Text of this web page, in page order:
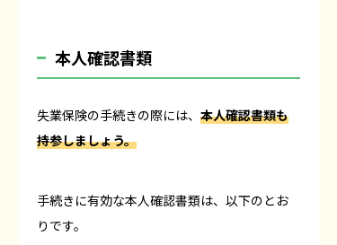
本人確認書類
失業保険の手続きの際には、 本人確認書類も
持参しましょう。
手続きに有効な本人確認書類は、以下のとお
りです。